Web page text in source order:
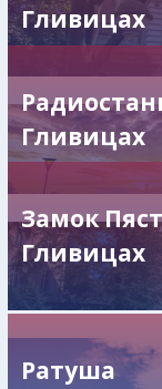
Гливицах
Гливицах
Замок
Гливицах
Ратуша